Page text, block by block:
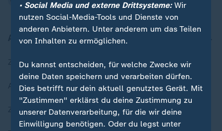
Aktuell bei ZDFheute
Zuletzt veröffentlicht
Aktuelle Sendungs-Videos
ZDFheute Stories
• Social Media und externe Drittsysteme:Wir
nutzen Social-Media-Tools und Dienste von
anderen Anbietern. Unter anderem um das Teilen
von Inhalten zu ermöglichen.
Du kannst entscheiden, für welche Zwecke wir
deine Daten speichern und verarbeiten dürfen.
Dies betrifft nur dein aktuell genutztes Gerät. Mit
"Zustimmen" erklärst du deine Zustimmung zu
unserer Datenverarbeitung, für die wir deine
Einwilligung benötigen. Oder du legst unter